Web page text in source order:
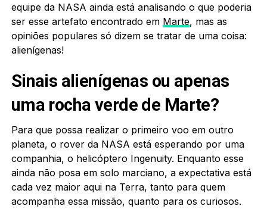
equipe da NASA ainda está analisando o que poderia
ser esse artefato encontrado em Marte, mas as
opiniões populares só dizem se tratar de uma coisa:
alienígenas!
Sinais alienígenas ou apenas
uma rocha verde de Marte?
Para que possa realizar o primeiro voo em outro
planeta, o rover da NASA está esperando por uma
companhia, o helicóptero Ingenuity. Enquanto esse
ainda não posa em solo marciano, a expectativa está
cada vez maior aqui na Terra, tanto para quem
acompanha essa missão, quanto para os curiosos.